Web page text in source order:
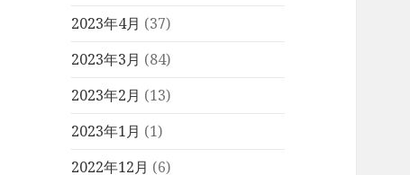
2023年4月 (37)
2023年3月 (84)
2023年2月 (13)
2023年1月 (1)
2022年12月 (6)